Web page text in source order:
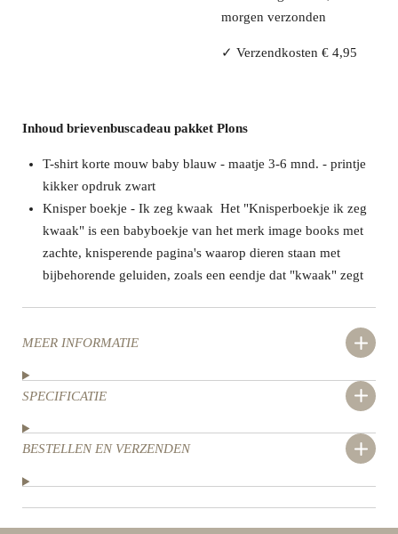
morgen verzonden
✓ Verzendkosten € 4,95
Inhoud brievenbuscadeau pakket Plons
T-shirt korte mouw baby blauw - maatje 3-6 mnd. - printje
kikker opdruk zwart
Knisper boekje - Ik zeg kwaak Het "Knisperboekje ik zeg
kwaak" is een babyboekje van het merk image books met
zachte, knisperende pagina's waarop dieren staan met
bijbehorende geluiden, zoals een eendje dat "kwaak" zegt
MEER INFORMATIE
SPECIFICATIE
BESTELLEN EN VERZENDEN